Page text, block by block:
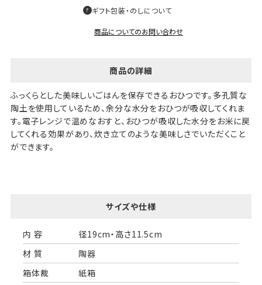
ギフト包装・のしについて
商品についてのお問い合わせ
商品の詳細
ふっくらとした美味しいごはんを保存できるおひつです。多孔質な
陶土を使用しているため、余分な水分をおひつが吸収してくれま
す。電子レンジで温めなおすと、おひつが吸収した水分をお米に戻
してくれる効果があり、炊き立てのような美味しさでいただくこと
ができます。
サイズや仕様
内 容
径19cm・高さ11.5cm
材 質
陶器
箱体裁
紙箱